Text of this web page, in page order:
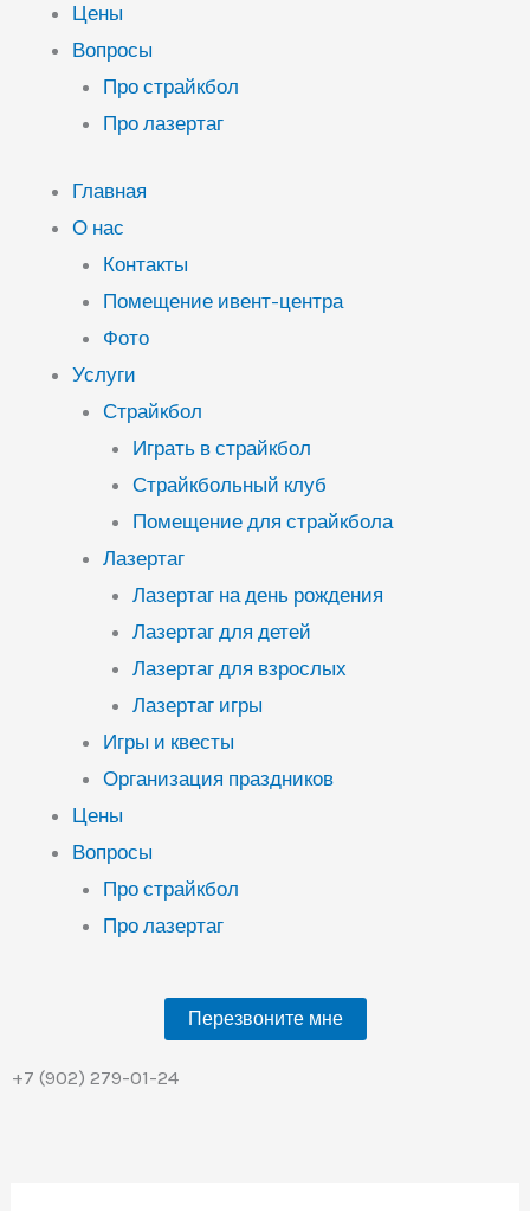
Цены
Вопросы
Про страйкбол
Про лазертаг
Главная
О нас
Контакты
Помещение ивент-центра
Фото
Услуги
Страйкбол
Играть в страйкбол
Страйкбольный клуб
Помещение для страйкбола
Лазертаг
Лазертаг на день рождения
Лазертаг для детей
Лазертаг для взрослых
Лазертаг игры
Игры и квесты
Организация праздников
Цены
Вопросы
Про страйкбол
Про лазертаг
Перезвоните мне
+7 (902) 279-01-24